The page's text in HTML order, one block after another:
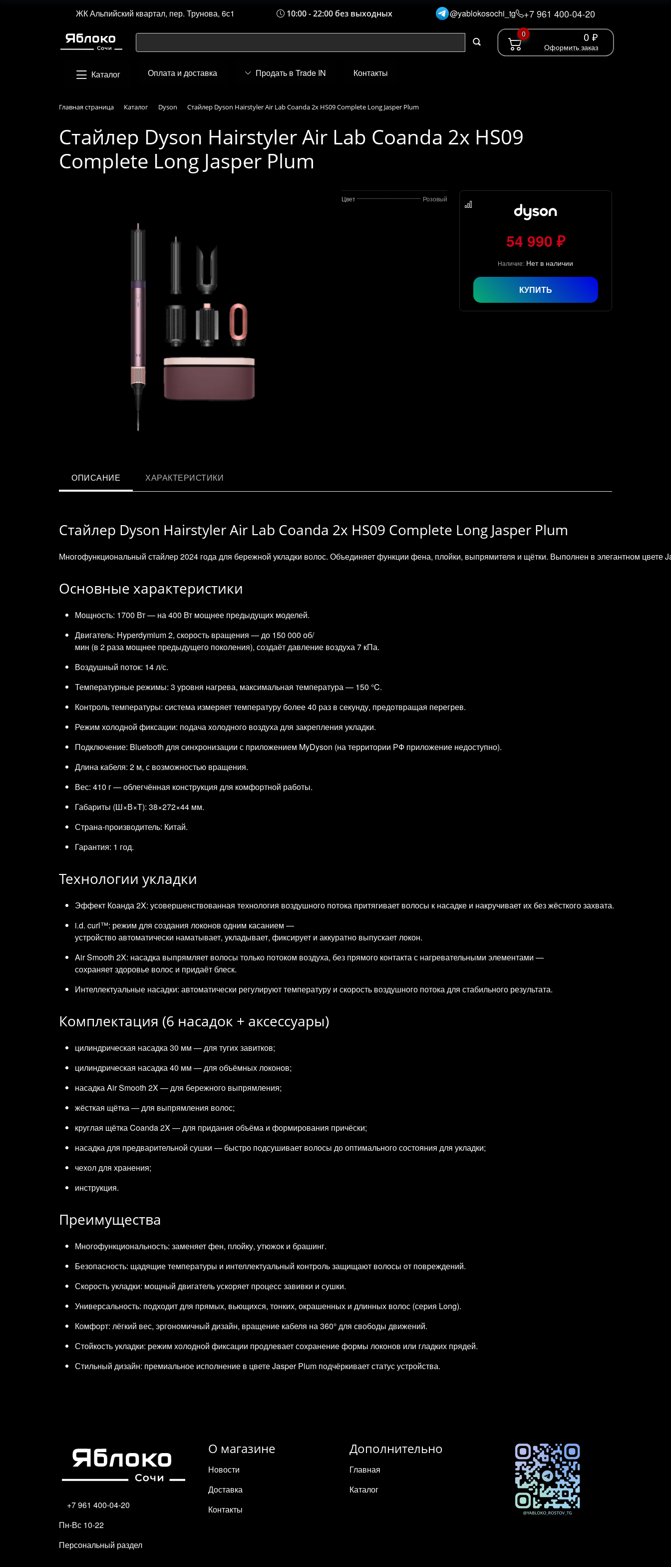
ЖК Альпийский квартал, пер. Трунова, 6с1 10:00 - 22:00 без выходных @yablokosochi_tg +7 961 400-04-20
0 0 ₽
Оформить заказ
Каталог Оплата и доставка Продать в Trade IN Контакты
Главная страница Каталог Dyson Стайлер Dyson Hairstyler Air Lab Coanda 2x HS09 Complete Long Jasper Plum
Стайлер Dyson Hairstyler Air Lab Coanda 2x HS09
Complete Long Jasper Plum
Цвет Розовый
54 990 ₽
Наличие: Нет в наличии
КУПИТЬ
ОПИСАНИЕ ХАРАКТЕРИСТИКИ
Стайлер Dyson Hairstyler Air Lab Coanda 2x HS09 Complete Long Jasper Plum
Многофункциональный стайлер 2024 года для бережной укладки волос. Объединяет функции фена, плойки, выпрямителя и щётки. Выполнен в элегантном цвете
Основные характеристики
Мощность: 1700 Вт — на 400 Вт мощнее предыдущих моделей.
Двигатель: Hyperdymium 2, скорость вращения — до 150 000 об/
мин (в 2 раза мощнее предыдущего поколения), создаёт давление воздуха 7 кПа.
Воздушный поток: 14 л/с.
Температурные режимы: 3 уровня нагрева, максимальная температура — 150 °C.
Контроль температуры: система измеряет температуру более 40 раз в секунду, предотвращая перегрев.
Режим холодной фиксации: подача холодного воздуха для закрепления укладки.
Подключение: Bluetooth для синхронизации с приложением MyDyson (на территории РФ приложение недоступно).
Длина кабеля: 2 м, с возможностью вращения.
Вес: 410 г — облегчённая конструкция для комфортной работы.
Габариты (Ш×В×Т): 38×272×44 мм.
Страна‑производитель: Китай.
Гарантия: 1 год.
Технологии укладки
Эффект Коанда 2X: усовершенствованная технология воздушного потока притягивает волосы к насадке и накручивает их без жёсткого захвата.
i.d. curl™: режим для создания локонов одним касанием —
устройство автоматически наматывает, укладывает, фиксирует и аккуратно выпускает локон.
Air Smooth 2X: насадка выпрямляет волосы только потоком воздуха, без прямого контакта с нагревательными элементами —
сохраняет здоровье волос и придаёт блеск.
Интеллектуальные насадки: автоматически регулируют температуру и скорость воздушного потока для стабильного результата.
Комплектация (6 насадок + аксессуары)
цилиндрическая насадка 30 мм — для тугих завитков;
цилиндрическая насадка 40 мм — для объёмных локонов;
насадка Air Smooth 2X — для бережного выпрямления;
жёсткая щётка — для выпрямления волос;
круглая щётка Coanda 2X — для придания объёма и формирования причёски;
насадка для предварительной сушки — быстро подсушивает волосы до оптимального состояния для укладки;
чехол для хранения;
инструкция.
Преимущества
Многофункциональность: заменяет фен, плойку, утюжок и брашинг.
Безопасность: щадящие температуры и интеллектуальный контроль защищают волосы от повреждений.
Скорость укладки: мощный двигатель ускоряет процесс завивки и сушки.
Универсальность: подходит для прямых, вьющихся, тонких, окрашенных и длинных волос (серия Long).
Комфорт: лёгкий вес, эргономичный дизайн, вращение кабеля на 360° для свободы движений.
Стойкость укладки: режим холодной фиксации продлевает сохранение формы локонов или гладких прядей.
Стильный дизайн: премиальное исполнение в цвете Jasper Plum подчёркивает статус устройства.
О магазине
Новости
Доставка
Контакты
Дополнительно
Главная
Каталог
+7 961 400-04-20
Пн-Вс 10-22
Персональный раздел